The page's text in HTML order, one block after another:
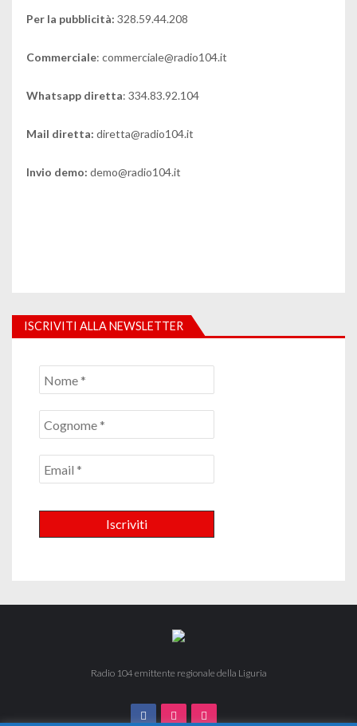
Per la pubblicità: 328.59.44.208
Commerciale: commerciale@radio104.it
Whatsapp diretta: 334.83.92.104
Mail diretta: diretta@radio104.it
Invio demo: demo@radio104.it
ISCRIVITI ALLA NEWSLETTER
Radio 104 emittente regionale della Liguria